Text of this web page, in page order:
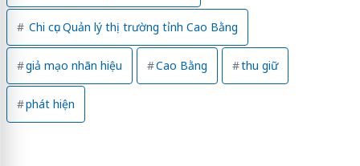
Chi cục Quản lý thị trường tỉnh Cao Bằng
giả mạo nhãn hiệu Cao Bằng thu giữ
phát hiện